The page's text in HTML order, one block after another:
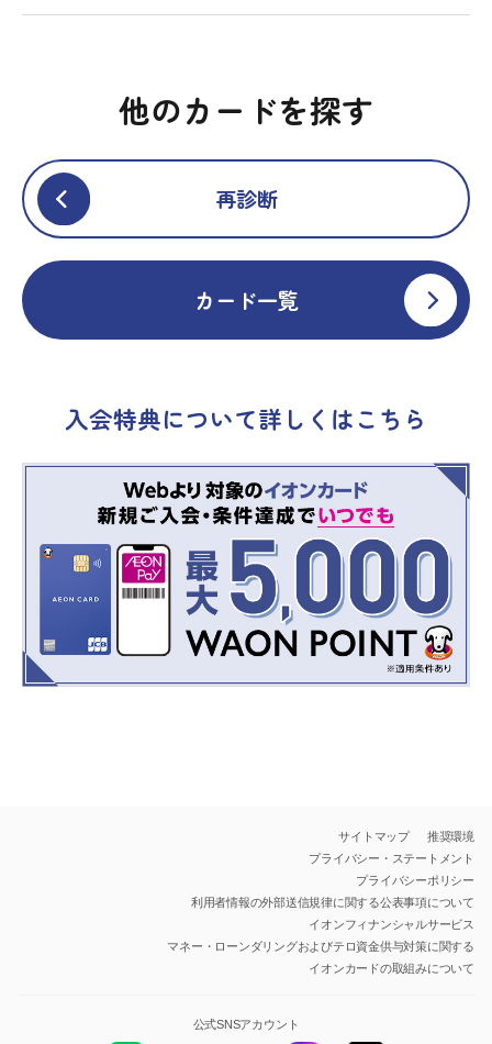
他のカードを探す
再診断
カード一覧
入会特典について詳しくはこちら
サイトマップ
推奨環境
プライバシー・ステートメント
プライバシーポリシー
利用者情報の外部送信規律に関する公表事項について
イオンフィナンシャルサービス
マネー・ローンダリングおよびテロ資金供与対策に関する
イオンカードの取組みについて
公式SNSアカウント